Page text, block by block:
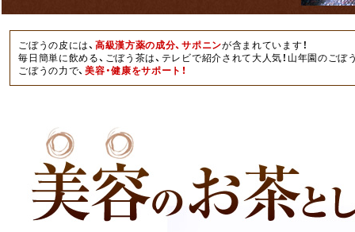
ごぼうの皮には、 高級漢方薬の成分、サポニンが含まれています！
毎日簡単に飲める、ごぼう茶は、テレビで紹介されて大人気！山年園のごぼ
ごぼうの力で、美容・健康をサポート！